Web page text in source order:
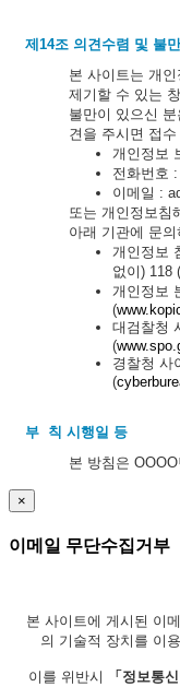
제14조 의견수렴 및 불
본 사이트는 개
제기할 수 있는
불만이 있으신
견을 주시면 접
개인정보
전화번호
이메일 :
또는 개인정보침
아래 기관에 문의
개인정보
없이) 118 (
개인정보
(
대검찰청
(
경찰청 사
(
부 칙 시행일 등
본 방침은
×
이메일 무단수집거부
본 사이트에 게시된 이
의 기술적 장치를 이
이를 위반시 「정보통